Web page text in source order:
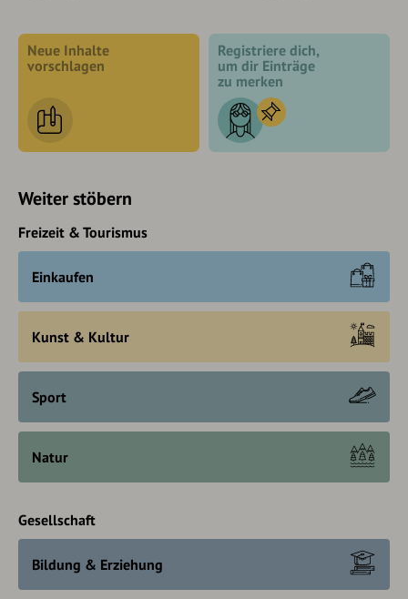
Neue Inhalte
vorschlagen
Registriere dich,
um dir Einträge
zu merken
Weiter stöbern
Freizeit & Tourismus
Einkaufen
Kunst & Kultur
Sport
Natur
Gesellschaft
Bildung & Erziehung